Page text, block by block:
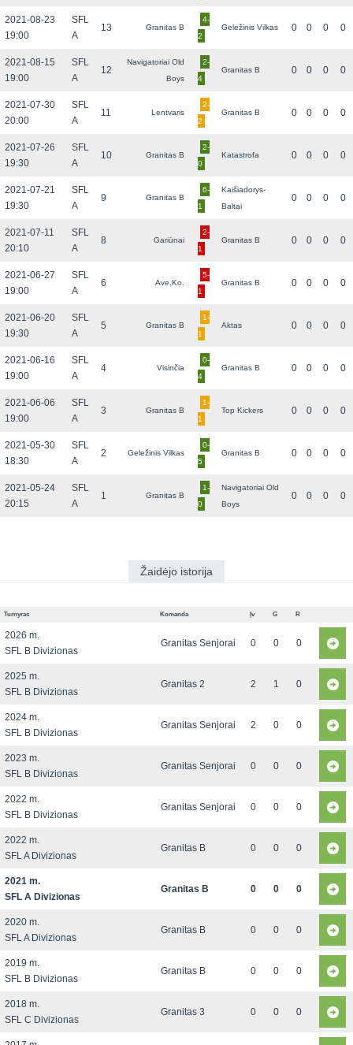
2021-08-23
19:00
SFL
A
13 Granitas B
4-
2
Geležinis Vilkas 0 0 0 0
2021-08-15
19:00
SFL
A
12
Navigatoriai Old
Boys
2-
4
Granitas B 0 0 0 0
2021-07-30
20:00
SFL
A
11 Lentvaris
2-
2
Granitas B 0 0 0 0
2021-07-26
19:30
SFL
A
10 Granitas B
2-
0
Katastrofa 0 0 0 0
2021-07-21
19:30
SFL
A
9 Granitas B
6-
1
Kaišiadorys-
Baltai
0 0 0 0
2021-07-11
20:10
SFL
A
8 Gariūnai
2-
1
Granitas B 0 0 0 0
2021-06-27
19:00
SFL
A
6 Ave.Ko.
5-
1
Granitas B 0 0 0 0
2021-06-20
19:30
SFL
A
5 Granitas B
1-
1
Aktas 0 0 0 0
2021-06-16
19:00
SFL
A
4 Visinčia
0-
4
Granitas B 0 0 0 0
2021-06-06
19:00
SFL
A
3 Granitas B
1-
1
Top Kickers 0 0 0 0
2021-05-30
18:30
SFL
A
2 Geležinis Vilkas
0-
5
Granitas B 0 0 0 0
2021-05-24
20:15
SFL
A
1 Granitas B
1-
0
Navigatoriai Old
Boys
0 0 0 0
Žaidėjo istorija
Turnyras Komanda Įv G R
2026 m.
SFL B Divizionas
Granitas Senjorai 0 0 0
2025 m.
SFL B Divizionas
Granitas 2 2 1 0
2024 m.
SFL B Divizionas
Granitas Senjorai 2 0 0
2023 m.
SFL B Divizionas
Granitas Senjorai 0 0 0
2022 m.
SFL B Divizionas
Granitas Senjorai 0 0 0
2022 m.
SFL A Divizionas
Granitas B 0 0 0
2021 m.
SFL A Divizionas
Granitas B 0 0 0
2020 m.
SFL A Divizionas
Granitas B 0 0 0
2019 m.
SFL B Divizionas
Granitas B 0 0 0
2018 m.
SFL C Divizionas
Granitas 3 0 0 0